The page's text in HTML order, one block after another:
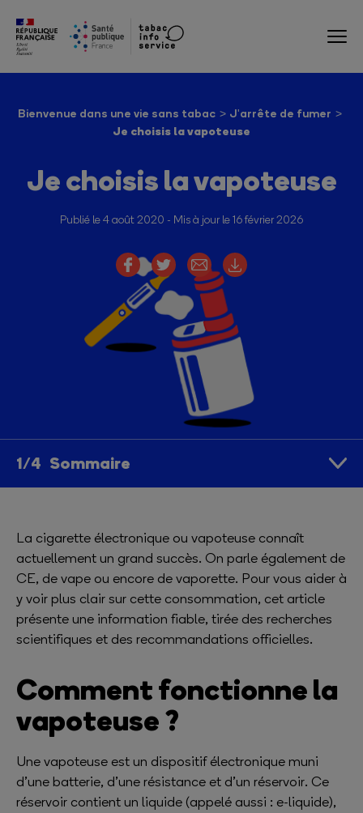
Bienvenue dans une vie sans tabac J'arrête de fumer
Je choisis la vapoteuse
Je choisis la vapoteuse
Publié le 4 août 2020 Mis à jour le 16 février 2026
Sommaire
La cigarette électronique ou vapoteuse connaît
actuellement un grand succès. On parle également de
CE, de vape ou encore de vaporette. Pour vous aider à
y voir plus clair sur cette consommation, cet article
présente une information fiable, tirée des recherches
scientifiques et des recommandations officielles.
Comment fonctionne la
vapoteuse ?
Une vapoteuse est un dispositif électronique muni
d’une batterie, d’une résistance et d’un réservoir. Ce
réservoir contient un liquide (appelé aussi : e-liquide),